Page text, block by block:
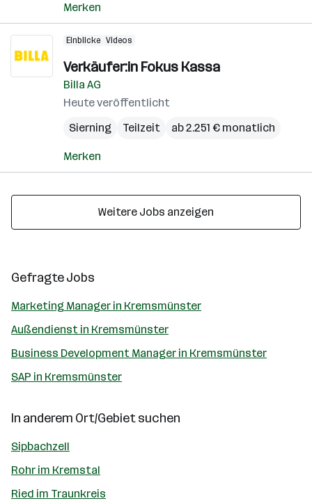
Merken
Einblicke Videos
Verkäufer:in Fokus Kassa
Billa AG
Heute veröffentlicht
Sierning
Teilzeit ab 2.251 € monatlich
Merken
Weitere Jobs anzeigen
Gefragte Jobs
Marketing Manager in Kremsmünster
Außendienst in Kremsmünster
Business Development Manager in Kremsmünster
SAP in Kremsmünster
In anderem Ort/Gebiet suchen
Sipbachzell
Rohr im Kremstal
Ried im Traunkreis